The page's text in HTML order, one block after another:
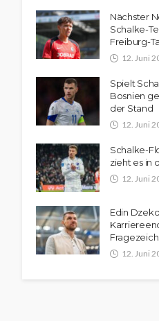
Nächster
Schalke-
Freiburg-
12. Juni
Spielt
Bosnien
der Stand
12. Juni
Schalke-
zieht es in
12. Juni
Edin
12. Juni